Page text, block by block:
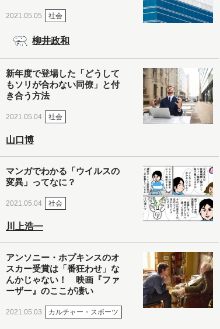
2021.05.05 社会
柳井政和
新年度で登場した「どうして
もソリが合わない同僚」と付
き合う方法
2021.05.04 社会
山口博
マンガでわかる「ウイルスの
変異」ってなに？
2021.05.04 社会
川上浩一
アンソニー・ホプキンスのオ
スカー受賞は「番狂わせ」な
んかじゃない！ 映画『ファ
ーザー』のここが凄い
2021.05.03 カルチャー・スポーツ